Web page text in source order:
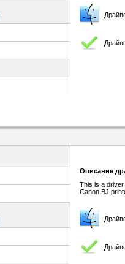
Описание
This is a
Canon BJ